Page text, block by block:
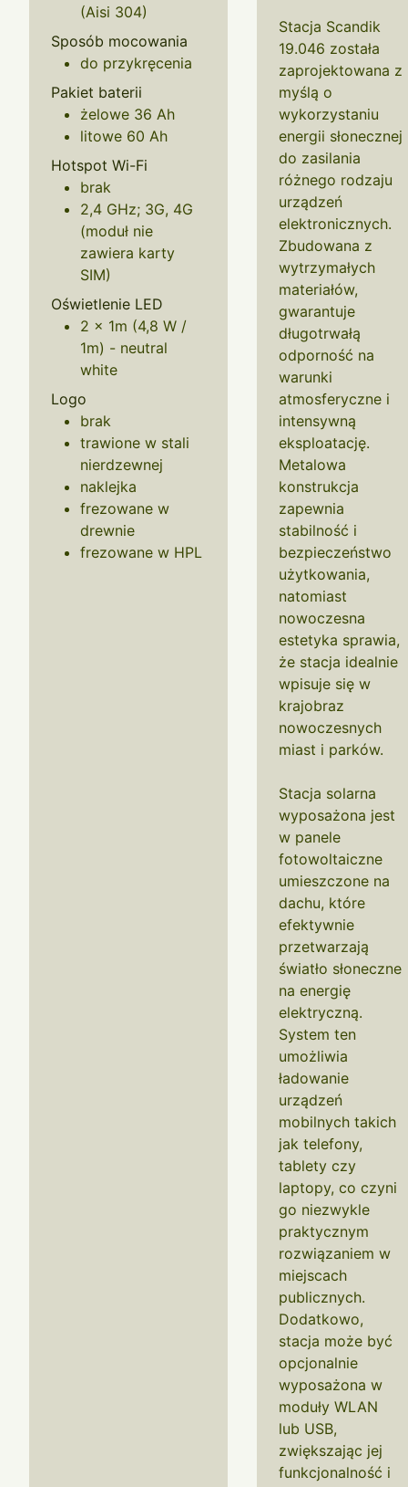
(Aisi 304)
Sposób mocowania
do przykręcenia
Pakiet baterii
żelowe 36 Ah
litowe 60 Ah
Hotspot Wi-Fi
brak
2,4 GHz; 3G, 4G
(moduł nie
zawiera karty
SIM)
Oświetlenie LED
2 x 1m (4,8 W /
1m) - neutral
white
Logo
brak
trawione w stali
nierdzewnej
naklejka
frezowane w
drewnie
frezowane w HPL
Stacja Scandik
19.046 została
zaprojektowana z
myślą o
wykorzystaniu
energii słonecznej
do zasilania
różnego rodzaju
urządzeń
elektronicznych.
Zbudowana z
wytrzymałych
materiałów,
gwarantuje
długotrwałą
odporność na
warunki
atmosferyczne i
intensywną
eksploatację.
Metalowa
konstrukcja
zapewnia
stabilność i
bezpieczeństwo
użytkowania,
natomiast
nowoczesna
estetyka sprawia,
że stacja idealnie
wpisuje się w
krajobraz
nowoczesnych
miast i parków.
Stacja solarna
wyposażona jest
w panele
fotowoltaiczne
umieszczone na
dachu, które
efektywnie
przetwarzają
światło słoneczne
na energię
elektryczną.
System ten
umożliwia
ładowanie
urządzeń
mobilnych takich
jak telefony,
tablety czy
laptopy, co czyni
go niezwykle
praktycznym
rozwiązaniem w
miejscach
publicznych.
Dodatkowo,
stacja może być
opcjonalnie
wyposażona w
moduły WLAN
lub USB,
zwiększając jej
funkcjonalność i